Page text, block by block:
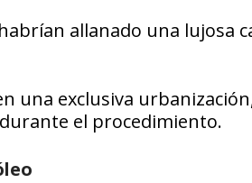
allanado una lujosa
una exclusiva
el procedimiento.